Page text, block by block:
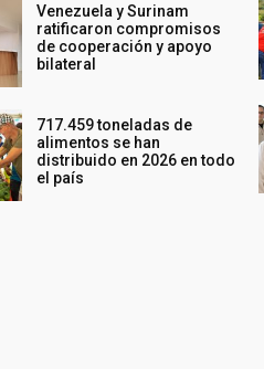
Venezuela y Surinam
ratificaron compromisos
de cooperación y apoyo
bilateral
717.459 toneladas de
alimentos se han
distribuido en 2026 en todo
el país